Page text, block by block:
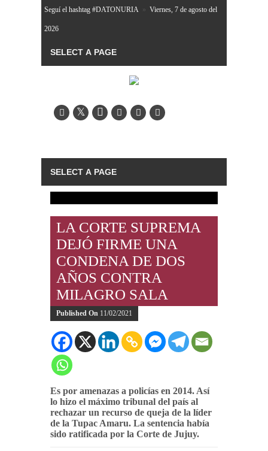
Seguí el hashtag #DATONURIA » Viernes, 7 de agosto del
2026
LA CORTE SUPREMA
DEJÓ FIRME UNA
CONDENA DE DOS
AÑOS CONTRA
MILAGRO SALA
Published On 11/02/2021
Es por amenazas a policías en 2014. Así
lo hizo el máximo tribunal del país al
rechazar un recurso de queja de la líder
de la Tupac Amaru. La sentencia había
sido ratificada por la Corte de Jujuy.